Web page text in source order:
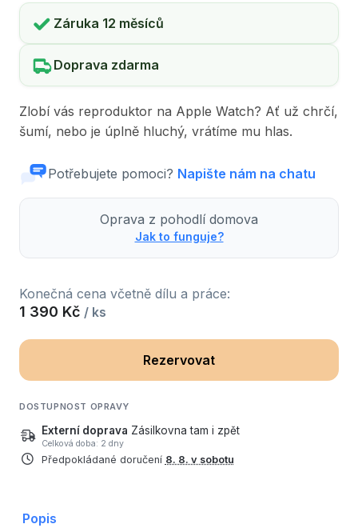
Záruka 12 měsíců
Doprava zdarma
Zlobí vás reproduktor na Apple Watch? Ať už chrčí,
šumí, nebo je úplně hluchý, vrátíme mu hlas.
Potřebujete pomoci? Napište nám na chatu
Oprava z pohodlí domova
Jak to funguje?
Konečná cena včetně dílu a práce:
1 390 Kč / ks
Rezervovat
DOSTUPNOST OPRAVY
Externí doprava Zásilkovna tam i zpět
Celková doba: 2 dny
Předpokládané doručení 8. 8. v sobotu
Popis